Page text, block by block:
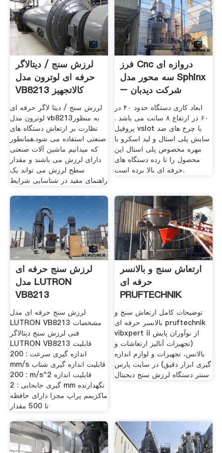
لرزش سنج / دیتالاگر
حرفه ای لوترون مدل
VB8213 کالاتجهیز
لرزش سنج / دیتا لاگر حرفه ای
لوترون مدل vb8213به منظور
نظارت بر ارتعاش دستگاه های
صنعتی استفاده می شود.همانطور
که میدانیم ماشین آلات صنعتی
دارای لرزش می باشند و مقدار
سطح لرزش می تواند یک
راهنمای مفید در شناسایی شرایط
فرز Cnc دروازه ای
سه محور مدل Sphinx
– شرکت دیدبان
صنعتابعاد کاری دستگاه حدود ۴۰ در
۶۰ در ارتفاع ۸ سانت می باشد .
پروفیل vslot با چرخ های ضد
سایش پلی استال و لید اسکرو با
مهره مخصوص پلی استال این
محصول را تا رده دستگاه های
حرفه ای بالا برده است.
لرزش سنج حرفه ای
مدل LUTRON
VB8213
لرزش سنج حرفه ای مدل
LUTRON VB8213 مشخصات
فنی لرزش سنج دیتالاگر
LUTRON VB8213 قابلیت
اندازه گیری سرعت : 200
mm/s قابلیت اندازه گیری شتاب
: 200 m/s^2 قابلیت اندازه
گیری جابجایی : 2 mm نگهدارنده
ماکزیمم پراپ مجزا دارای حافظه
تا 500 مقدار
ارتعاش سنج و بالانسر
حرفه ای
PRUFTECHNIK
VIBXPERT II
توضیحات کامل ارتعاش سنج و
بالانسر حرفه ای pruftechnik
vibxpert ii از نوآوران پایش
(تجهیزات آنالیز ارتعاشات و
بالانس، تجهیزات و لوازم اندازه
گیری ابزار دقیق) در سایت پارس
سنتر دستگاه لرزش سنج دیجیتال